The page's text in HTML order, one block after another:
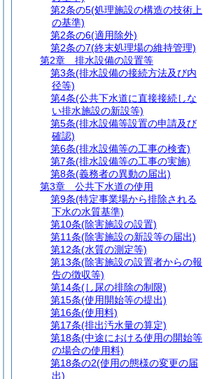
第2条の5(処理施設の構造の技術上
の基準)
第2条の6(適用除外)
第2条の7(終末処理場の維持管理)
第2章
排水設備の設置等
第3条(排水設備の接続方法及び内
径等)
第4条(公共下水道に直接接続しな
い排水施設の新設等)
第5条(排水設備等設置の申請及び
確認)
第6条(排水設備等の工事の検査)
第7条(排水設備等の工事の実施)
第8条(義務者の異動の届出)
第3章
公共下水道の使用
第9条(特定事業場から排除される
下水の水質基準)
第10条(除害施設の設置)
第11条(除害施設の新設等の届出)
第12条(水質の測定等)
第13条(除害施設の設置者からの報
告の徴収等)
第14条(し尿の排除の制限)
第15条(使用開始等の提出)
第16条(使用料)
第17条(排出汚水量の算定)
第18条(中途における使用の開始等
の場合の使用料)
第18条の2(使用の態様の変更の届
出)